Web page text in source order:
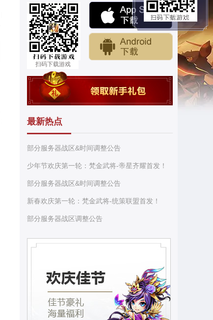
扫码下载游戏
最新热点
部分服务器战区&时间调整公告
少年节欢庆第一轮：梵金武将-帝星齐耀首发！
部分服务器战区&时间调整公告
新春欢庆第一轮：梵金武将-统策联盟首发！
部分服务器战区调整公告